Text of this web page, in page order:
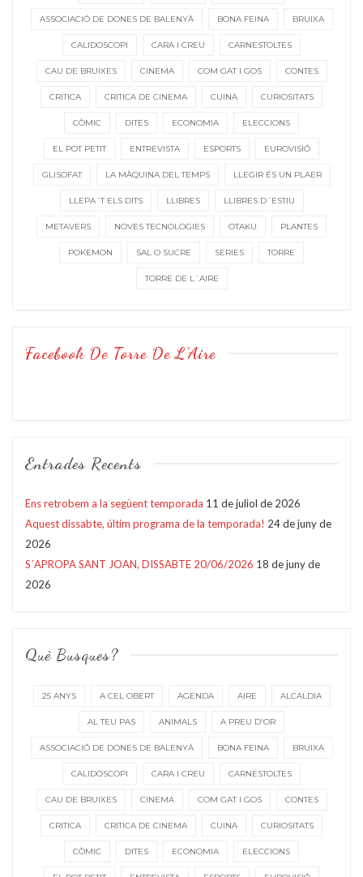
ASSOCIACIÓ DE DONES DE BALENYÀ BONA FEINA BRUIXA
CALIDOSCOPI CARA I CREU CARNESTOLTES
CAU DE BRUIXES CINEMA COM GAT I GOS CONTES
CRITICA CRITICA DE CINEMA CUINA CURIOSITATS
CÒMIC DITES ECONOMIA ELECCIONS
EL POT PETIT ENTREVISTA ESPORTS EUROVISIÓ
GLISOFAT LA MÀQUINA DEL TEMPS LLEGIR ÉS UN PLAER
LLEPA´T ELS DITS LLIBRES LLIBRES D´ESTIU
METAVERS NOVES TECNOLOGIES OTAKU PLANTES
POKEMON SAL O SUCRE SERIES TORRE
TORRE DE L´AIRE
Facebook De Torre De L’Aire
Entrades Recents
Ens retrobem a la següent temporada 11 de juliol de 2026
Aquest dissabte, últim programa de la temporada! 24 de juny de
2026
S´APROPA SANT JOAN, DISSABTE 20/06/2026 18 de juny de
2026
Què Busques?
25 ANYS A CEL OBERT AGENDA AIRE ALCALDIA
AL TEU PAS ANIMALS A PREU D'OR
ASSOCIACIÓ DE DONES DE BALENYÀ BONA FEINA BRUIXA
CALIDOSCOPI CARA I CREU CARNESTOLTES
CAU DE BRUIXES CINEMA COM GAT I GOS CONTES
CRITICA CRITICA DE CINEMA CUINA CURIOSITATS
CÒMIC DITES ECONOMIA ELECCIONS